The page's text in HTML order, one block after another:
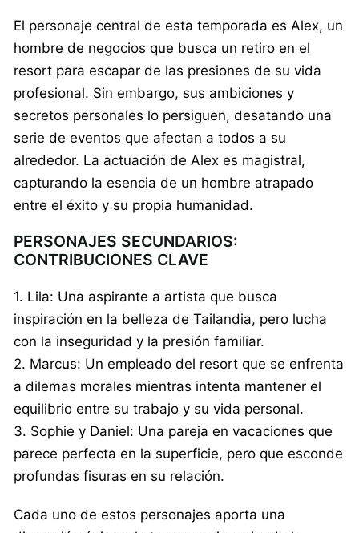
El personaje central de esta temporada es Alex, un
hombre de negocios que busca un retiro en el
resort para escapar de las presiones de su vida
profesional. Sin embargo, sus ambiciones y
secretos personales lo persiguen, desatando una
serie de eventos que afectan a todos a su
alrededor. La actuación de Alex es magistral,
capturando la esencia de un hombre atrapado
entre el éxito y su propia humanidad.
PERSONAJES SECUNDARIOS:
CONTRIBUCIONES CLAVE
1. Lila: Una aspirante a artista que busca
inspiración en la belleza de Tailandia, pero lucha
con la inseguridad y la presión familiar.
2. Marcus: Un empleado del resort que se enfrenta
a dilemas morales mientras intenta mantener el
equilibrio entre su trabajo y su vida personal.
3. Sophie y Daniel: Una pareja en vacaciones que
parece perfecta en la superficie, pero que esconde
profundas fisuras en su relación.
Cada uno de estos personajes aporta una